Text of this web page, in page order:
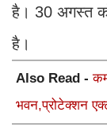
है। 30 अगस्त
है।
Also Read -
भवन,प्रोटेक्शन